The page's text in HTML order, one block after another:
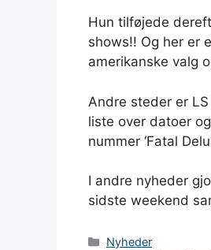
Hun tilføjede
shows!! Og her er
amerikanske valg
Andre steder er
liste over datoer
nummer ‘Fatal
I andre nyheder
sidste weekend
Kategorier
Nyheder